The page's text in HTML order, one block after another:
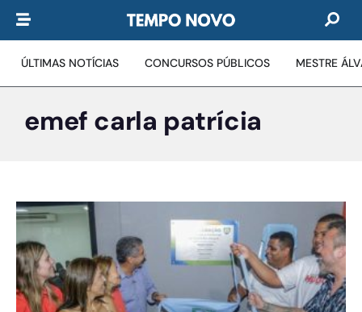
ÚLTIMAS NOTÍCIAS CONCURSOS PÚBLICOS MESTRE
emef carla patrícia